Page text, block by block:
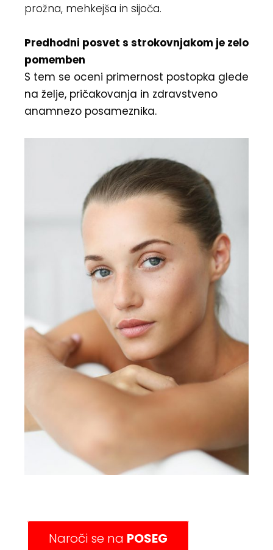
prožna, mehkejša in sijoča.
Predhodni posvet s strokovnjakom je zelo
pomemben
S tem se oceni primernost postopka glede
na želje, pričakovanja in zdravstveno
anamnezo posameznika.
Naroči se na POSEG